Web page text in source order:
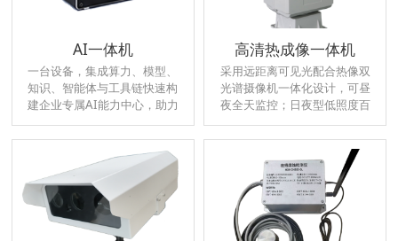
AI一体机
一台设备，集成算力、模型、
知识、智能体与工具链快速构
建企业专属AI能力中心，助力
企业智能化升级
高清热成像一体机
采用远距离可见光配合热像双
光谱摄像机一体化设计，可昼
夜全天监控；日夜型低照度百
万像素级彩转黑摄像机，可实
现昼夜连续监控采用连续变